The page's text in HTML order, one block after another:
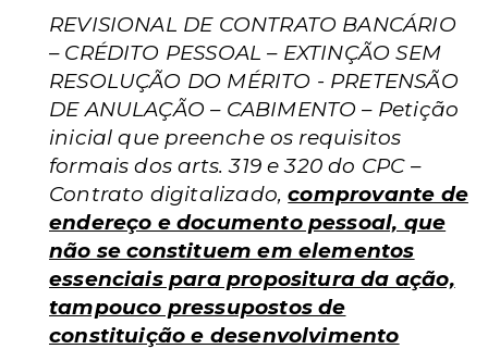
REVISIONAL DE CONTRATO BANCÁRIO
– CRÉDITO PESSOAL – EXTINÇÃO SEM
RESOLUÇÃO DO MÉRITO - PRETENSÃO
DE ANULAÇÃO – CABIMENTO – Petição
inicial que preenche os requisitos
formais dos arts. 319 e 320 do CPC –
Contrato digitalizado,comprovante de
endereço e documento pessoal, que
não se constituem em elementos
essenciais para propositura da ação,
tampouco pressupostos de
constituição e desenvolvimento